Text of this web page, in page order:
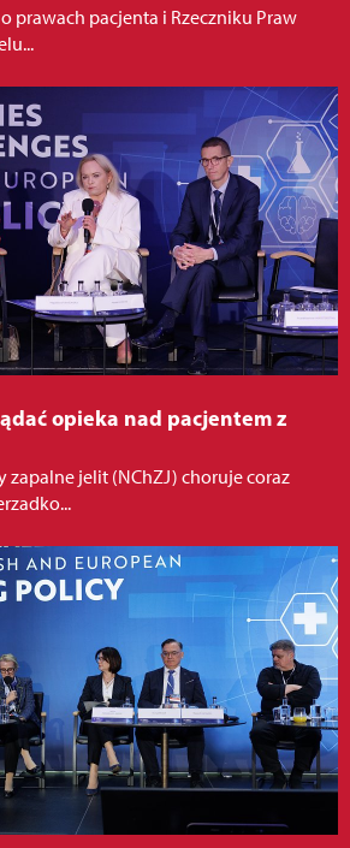
prawach pacjenta i Rzeczniku Praw
opieka nad pacjentem z
zapalne jelit (NChZJ) choruje coraz